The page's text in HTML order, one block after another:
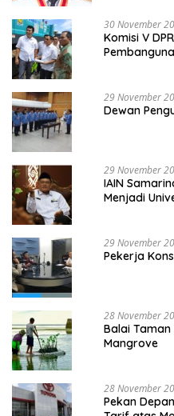
30 November
Komisi V
29 November
Dewan
29 November
IAIN
Menjadi
29 November
Pekerja
28 November
Balai
Mangrove
28 November
Pekan